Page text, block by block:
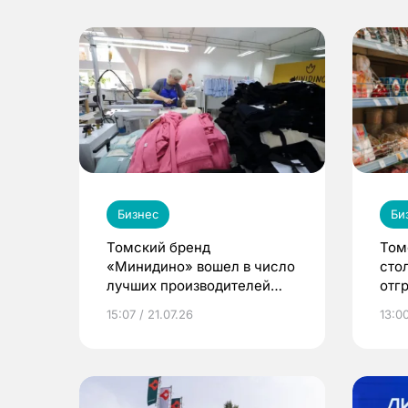
Бизнес
Томский бренд
«Минидино» вошел в число
лучших производителей
15:07 / 21.07.26